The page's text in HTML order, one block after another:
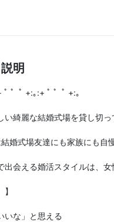
明
ﾟ ゜ﾟ +:｡:+ ﾟ ゜ﾟ +:｡
い綺麗な結婚式場を貸し切っ
婚式場友達にも家族にも自
出会える婚活スタイルは、
いな」と思える